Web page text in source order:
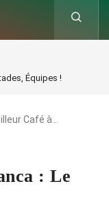
Équipes !
Café à…
: Le